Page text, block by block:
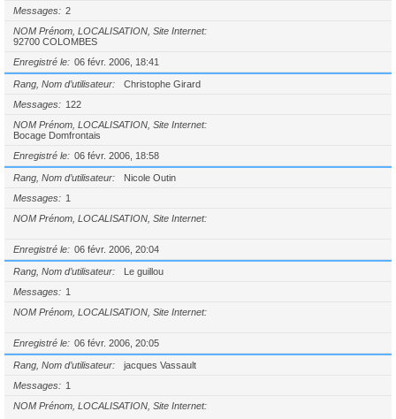
Messages
2
NOM Prénom, LOCALISATION, Site Internet
92700 COLOMBES
Enregistré le
06 févr. 2006, 18:41
Rang, Nom d’utilisateur
Christophe Girard
Messages
122
NOM Prénom, LOCALISATION, Site Internet
Bocage Domfrontais
Enregistré le
06 févr. 2006, 18:58
Rang, Nom d’utilisateur
Nicole Outin
Messages
1
NOM Prénom, LOCALISATION, Site Internet
Enregistré le 06 févr. 2006, 20:04
Rang, Nom d’utilisateur
Le guillou
Messages
1
NOM Prénom, LOCALISATION, Site Internet
Enregistré le 06 févr. 2006, 20:05
Rang, Nom d’utilisateur
jacques Vassault
Messages
1
NOM Prénom, LOCALISATION, Site Internet